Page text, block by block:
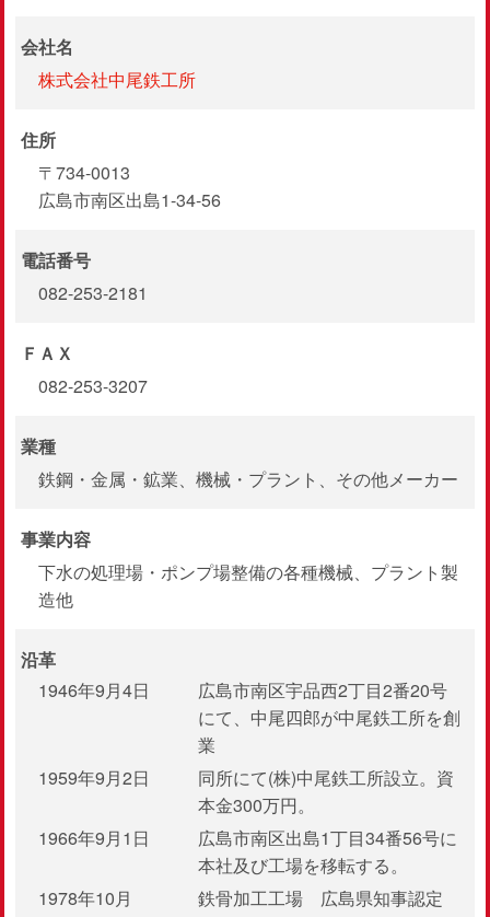
会社名
株式会社中尾鉄工所
住所
〒734-0013
広島市南区出島1-34-56
電話番号
082-253-2181
ＦＡＸ
082-253-3207
業種
鉄鋼・金属・鉱業、機械・プラント、その他メーカー
事業内容
下水の処理場・ポンプ場整備の各種機械、プラント製
造他
沿革
1946年9月4日
広島市南区宇品西2丁目2番20号
にて、中尾四郎が中尾鉄工所を創
業
1959年9月2日
同所にて(株)中尾鉄工所設立。資
本金300万円。
1966年9月1日
広島市南区出島1丁目34番56号に
本社及び工場を移転する。
1978年10月
鉄骨加工工場 広島県知事認定